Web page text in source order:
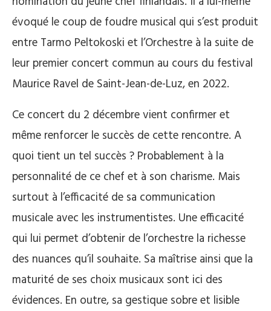
évoqué le coup de foudre musical qui s’est produit
entre Tarmo Peltokoski et l’Orchestre à la suite de
leur premier concert commun au cours du festival
Maurice Ravel de Saint-Jean-de-Luz, en 2022.
Ce concert du 2 décembre vient confirmer et
même renforcer le succès de cette rencontre. A
quoi tient un tel succès ? Probablement à la
personnalité de ce chef et à son charisme. Mais
surtout à l’efficacité de sa communication
musicale avec les instrumentistes. Une efficacité
qui lui permet d’obtenir de l’orchestre la richesse
des nuances qu’il souhaite. Sa maîtrise ainsi que la
maturité de ses choix musicaux sont ici des
évidences. En outre, sa gestique sobre et lisible